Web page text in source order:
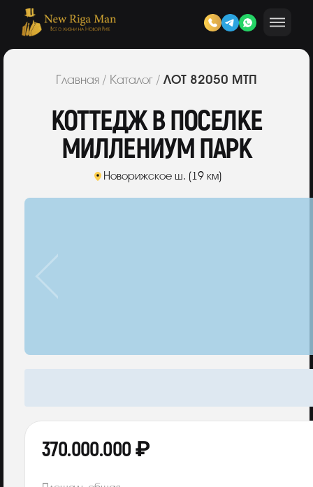
Главная / Каталог / ЛОТ 82050 МТП
КОТТЕДЖ В ПОСЕЛКЕ
МИЛЛЕНИУМ ПАРК
Новорижское ш. (19 км)
370.000.000 ₽